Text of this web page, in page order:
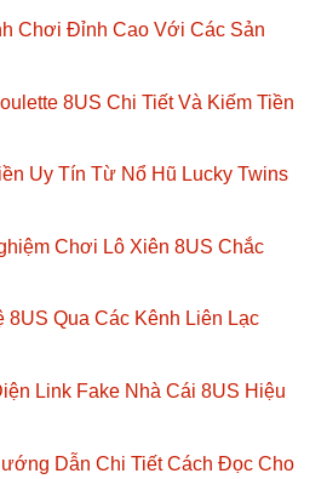
Chơi Đỉnh Cao Với Các Sản
8US Chi Tiết Và Kiếm Tiền
Uy Tín Từ Nổ Hũ Lucky Twins
Chơi Lô Xiên 8US Chắc
8US Qua Các Kênh Liên Lạc
Link Fake Nhà Cái 8US Hiệu
Dẫn Chi Tiết Cách Đọc Cho